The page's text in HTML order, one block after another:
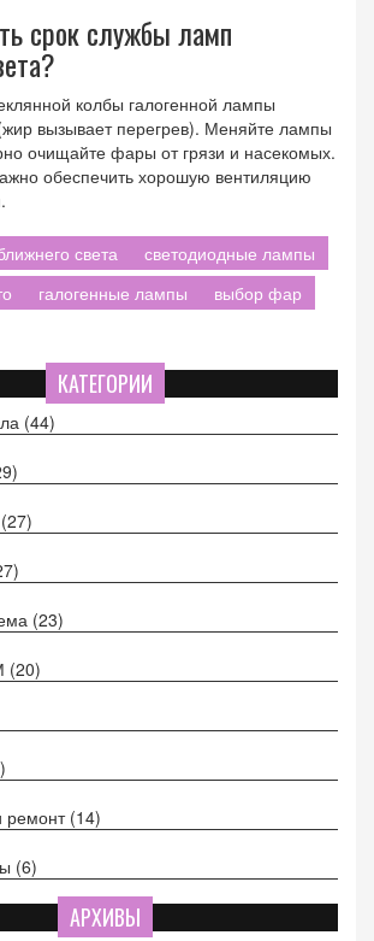
срок службы ламп
колбы галогенной лампы
вызывает перегрев). Меняйте лампы
очищайте фары от грязи и насекомых.
обеспечить хорошую вентиляцию
света
светодиодные лампы
галогенные лампы выбор фар
КАТЕГОРИИ
(44)
(27)
(23)
(20)
ремонт (14)
(6)
АРХИВЫ